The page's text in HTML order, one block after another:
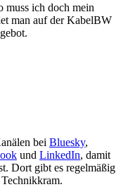
muss ich doch mein
man auf der KabelBW
bei Bluesky,
und LinkedIn, damit
Dort gibt es regelmäßig